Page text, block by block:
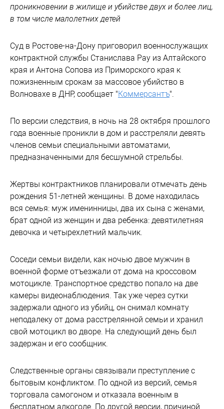
проникновении в жилище и убийстве двух и более лиц,
в том числе малолетних детей
Суд в Ростове-на-Дону приговорил военнослужащих
контрактной службы Станислава Рау из Алтайского
края и Антона Сопова из Приморского края к
пожизненным срокам за массовое убийство в
Волновахе в ДНР, сообщает "Коммерсантъ".
По версии следствия, в ночь на 28 октября прошлого
года военные проникли в дом и расстреляли девять
членов семьи специальными автоматами,
предназначенными для бесшумной стрельбы.
Жертвы контрактников планировали отмечать день
рождения 51-летней женщины. В доме находилась
вся семья: муж именинницы, два их сына с женами,
брат одной из женщин и два ребенка: девятилетняя
девочка и четырехлетний мальчик.
Соседи семьи видели, как ночью двое мужчин в
военной форме отъезжали от дома на кроссовом
мотоцикле. Транспортное средство попало на две
камеры видеонаблюдения. Так уже через сутки
задержали одного из убийц, он снимал комнату
неподалеку от дома расстрелянной семьи и хранил
свой мотоцикл во дворе. На следующий день был
задержан и его сообщник.
Следственные органы связывали преступление с
бытовым конфликтом. По одной из версий, семья
торговала самогоном и отказала военным в
бесплатном алкоголе. По другой версии, причиной